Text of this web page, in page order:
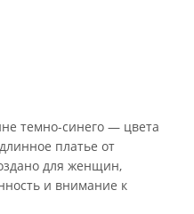
темно-синего — цвета
платье от
для женщин,
и внимание к